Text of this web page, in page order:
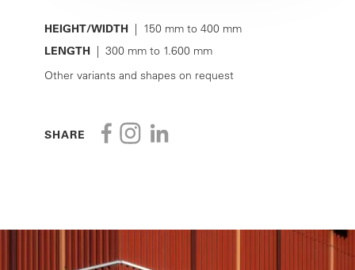
HEIGHT/WIDTH | 150 mm to 400 mm
LENGTH | 300 mm to 1.600 mm
Other variants and shapes on request
SHARE